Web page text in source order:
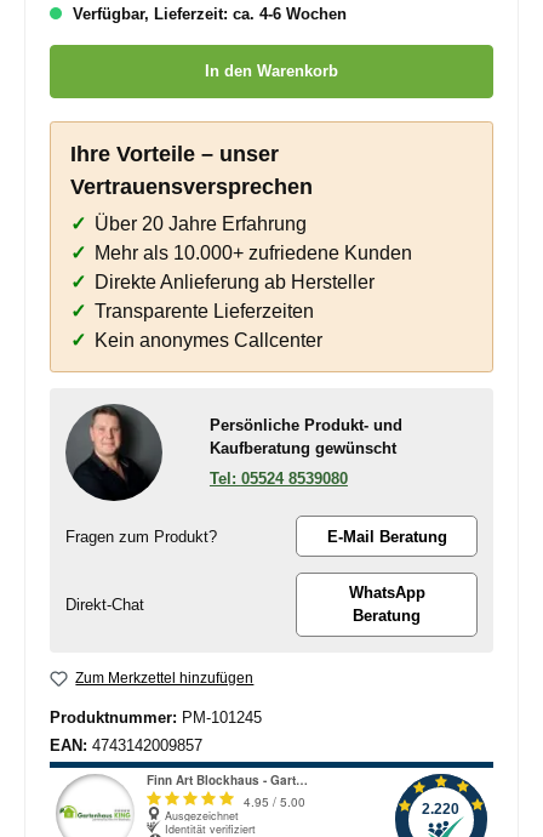
Verfügbar, Lieferzeit: ca. 4-6 Wochen
In den Warenkorb
Ihre Vorteile – unser
Vertrauensversprechen
Über 20 Jahre Erfahrung
Mehr als 10.000+ zufriedene Kunden
Direkte Anlieferung ab Hersteller
Transparente Lieferzeiten
Kein anonymes Callcenter
Persönliche Produkt- und
Kaufberatung gewünscht
05524 8539080
Fragen zum Produkt? E-Mail Beratung
Direkt-Chat
WhatsApp
Beratung
Zum Merkzettel hinzufügen
Produktnummer: PM-101245
EAN: 4743142009857